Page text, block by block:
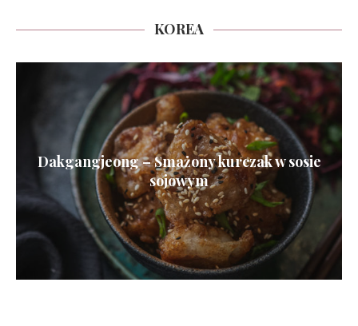
KOREA
Dakgangjeong – Smażony kurczak w sosie
sojowym